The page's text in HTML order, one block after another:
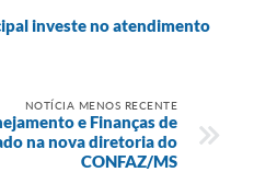
investe no atendimento
NOTÍCIA MENOS RECENTE
e Finanças de
na nova diretoria do
CONFAZ/MS